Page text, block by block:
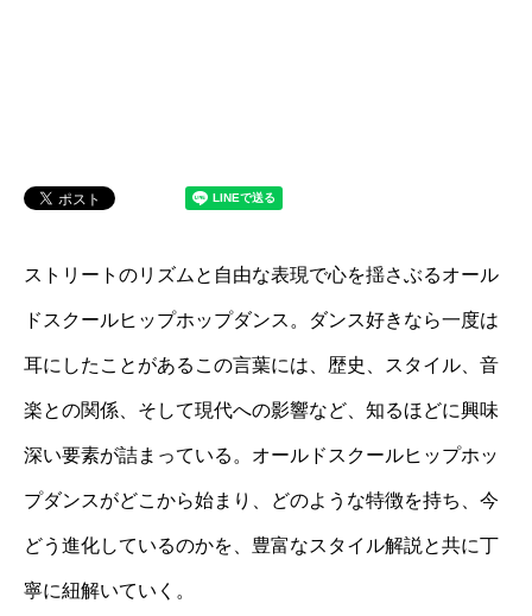
ストリートのリズムと自由な表現で心を揺さぶるオール
ドスクールヒップホップダンス。ダンス好きなら一度は
耳にしたことがあるこの言葉には、歴史、スタイル、音
楽との関係、そして現代への影響など、知るほどに興味
深い要素が詰まっている。オールドスクールヒップホッ
プダンスがどこから始まり、どのような特徴を持ち、今
どう進化しているのかを、豊富なスタイル解説と共に丁
寧に紐解いていく。